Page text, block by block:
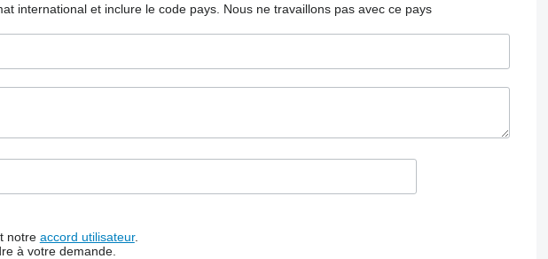
international et inclure le code pays. Nous ne travaillons pas avec ce pays
notre accord utilisateur.
à votre demande.